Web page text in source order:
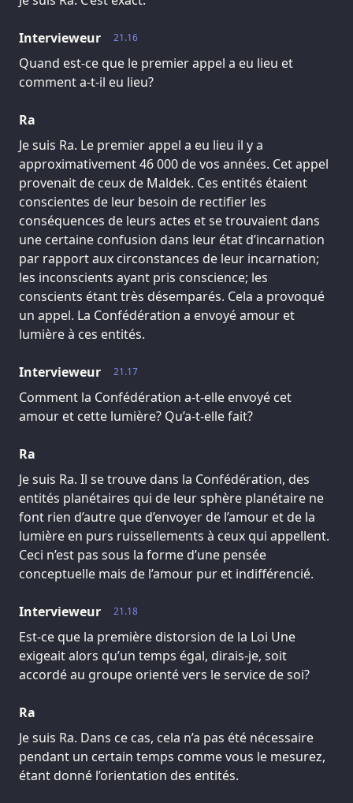
21.16
Intervieweur
Quand est-ce que le premier appel a eu lieu et
comment a-t-il eu lieu?
Ra
Je suis Ra. Le premier appel a eu lieu il y a
approximativement 46 000 de vos années. Cet appel
provenait de ceux de Maldek. Ces entités étaient
conscientes de leur besoin de rectifier les
conséquences de leurs actes et se trouvaient dans
une certaine confusion dans leur état d’incarnation
par rapport aux circonstances de leur incarnation;
les inconscients ayant pris conscience; les
conscients étant très désemparés. Cela a provoqué
un appel. La Confédération a envoyé amour et
lumière à ces entités.
21.17
Intervieweur
Comment la Confédération a-t-elle envoyé cet
amour et cette lumière? Qu’a-t-elle fait?
Ra
Je suis Ra. Il se trouve dans la Confédération, des
entités planétaires qui de leur sphère planétaire ne
font rien d’autre que d’envoyer de l’amour et de la
lumière en purs ruissellements à ceux qui appellent.
Ceci n’est pas sous la forme d’une pensée
conceptuelle mais de l’amour pur et indifférencié.
21.18
Intervieweur
Est-ce que la première distorsion de la Loi Une
exigeait alors qu’un temps égal, dirais-je, soit
accordé au groupe orienté vers le service de soi?
Ra
Je suis Ra. Dans ce cas, cela n’a pas été nécessaire
pendant un certain temps comme vous le mesurez,
étant donné l’orientation des entités.